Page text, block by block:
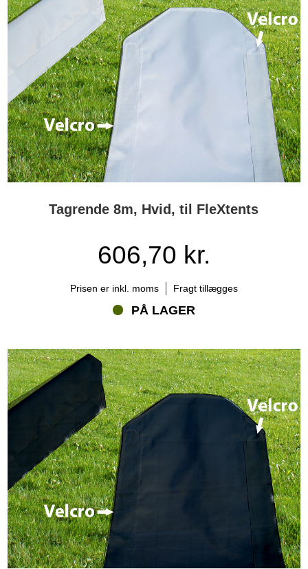
Tagrende 8m, Hvid, til FleXtents
606,70 kr.
Prisen er inkl. moms Fragt tillægges
PÅ LAGER